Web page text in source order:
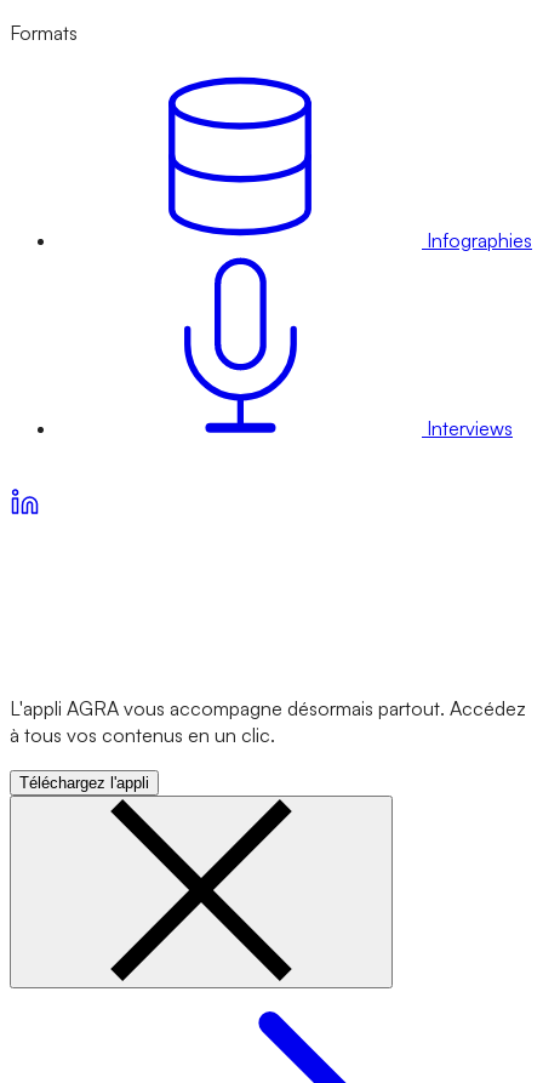
Formats
Infographies
Interviews
L'appli AGRA vous accompagne désormais partout. Accédez
à tous vos contenus en un clic.
Téléchargez l'appli